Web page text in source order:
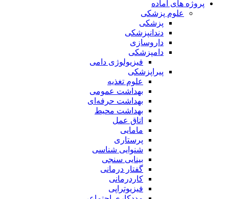
پروژه های آماده
علوم پزشکی
پزشکی
دندانپزشکی
داروسازی
دامپزشکی
فیزیولوژی دامی
پیراپزشکی
علوم تغذیه
بهداشت عمومی
بهداشت حرفه‌ای
بهداشت محیط
اتاق عمل
مامایی
پرستاری
شنوایی شناسی
بینایی سنجی
گفتار درمانی
کاردرمانی
فیزیوتراپی